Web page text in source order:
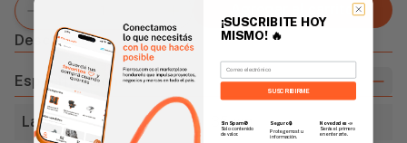
Agregar al carrito
Descripción
Especificaciones
Largo 35 cm
¡SUSCRIBITE HOY
MISMO! 🔥
Email
SUSCRIBIRME
Sin Spam 🚫
Solo contenido
de valor.
Seguro 🔒
Protegemos tu
información.
Novedades📣
Serás el primero
en enterarte.